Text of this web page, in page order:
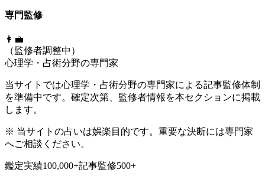
専門監修
👩‍💼
（監修者調整中）
心理学・占術分野の専門家
当サイトでは心理学・占術分野の専門家による記事監修体制
を準備中です。確定次第、監修者情報を本セクションに掲載
します。
※ 当サイトの占いは娯楽目的です。重要な決断には専門家
へご相談ください。
鑑定実績100,000+記事監修500+